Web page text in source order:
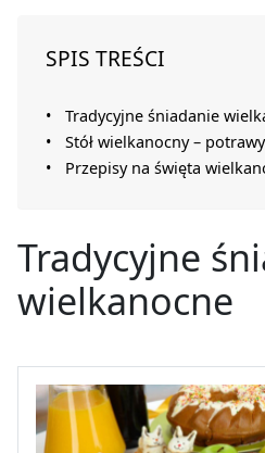
SPIS TREŚCI
Tradycyjne śniadanie
Stół wielkanocny – potrawy
Przepisy na święta
Tradycyjne
wielkanocne